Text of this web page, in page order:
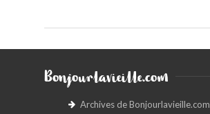
Bonjourlavieille.com
Archives de Bonjourlavieille.com